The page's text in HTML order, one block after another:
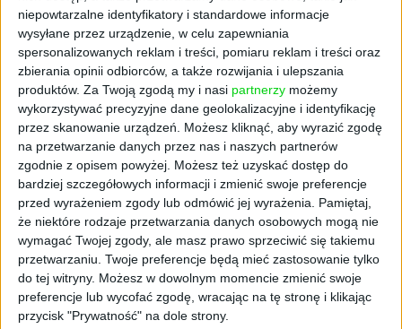
niepowtarzalne identyfikatory i standardowe informacje
wysyłane przez urządzenie, w celu zapewniania
spersonalizowanych reklam i treści, pomiaru reklam i treści oraz
zbierania opinii odbiorców, a także rozwijania i ulepszania
produktów. Za Twoją zgodą my i nasi partnerzy możemy
wykorzystywać precyzyjne dane geolokalizacyjne i identyfikację
przez skanowanie urządzeń. Możesz kliknąć, aby wyrazić zgodę
na przetwarzanie danych przez nas i naszych partnerów
zgodnie z opisem powyżej. Możesz też uzyskać dostęp do
bardziej szczegółowych informacji i zmienić swoje preferencje
przed wyrażeniem zgody lub odmówić jej wyrażenia.
Pamiętaj,
że niektóre rodzaje przetwarzania danych osobowych mogą nie
wymagać Twojej zgody, ale masz prawo sprzeciwić się takiemu
przetwarzaniu. Twoje preferencje będą mieć zastosowanie tylko
do tej witryny. Możesz w dowolnym momencie zmienić swoje
preferencje lub wycofać zgodę, wracając na tę stronę i klikając
przycisk "Prywatność" na dole strony.
odpowiednio dobranym programem wyżywienia.
Każdy posiłek stanowi odpowiednio:
śniadanie – 25 proc. diety,
obiad – 50 proc. diety,
kolacja – 25 proc. diety.
-
Podróże:
Za każdą rozpoczętą dobę pobytu w podróży
krajowej pracownikowi przysługuje ryczałt na
pokrycie kosztów dojazdów środkami komunikacji
miejscowej w wysokości 20 proc. diety, czyli 6 zł.
-
Noclegi: